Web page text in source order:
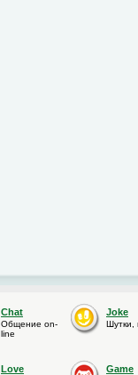
Chat
Общение on-
line
Joke
Шутки,
Love Game